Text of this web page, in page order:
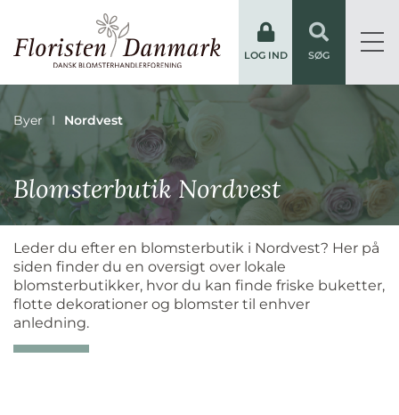
LOG IND SØG
Byer Nordvest
Blomsterbutik Nordvest
Leder du efter en blomsterbutik i Nordvest? Her på
siden finder du en oversigt over lokale
blomsterbutikker, hvor du kan finde friske buketter,
flotte dekorationer og blomster til enhver
anledning.